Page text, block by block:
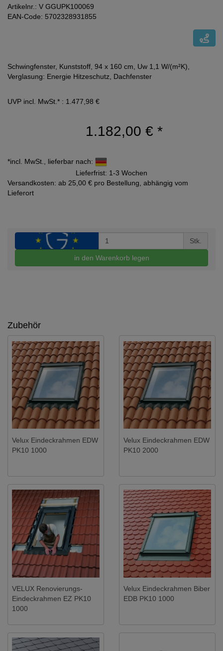
Artikelnr.: V GGUPK100069
EAN-Code: 5702328931855
Schwingfenster, Kunststoff, 94 x 160 cm, Uw 1,1 W/(m²K),
Verglasung: Energie Hitzeschutz, Dachfenster
UVP incl. MwSt.* : 1.477,98 €
1.182,00 € *
*incl. MwSt., lieferbar nach:
Lieferfrist: 1-3 Wochen
Versandkosten: ab 25,00 € pro Bestellung, abhängig vom
Lieferort
Stk.
in den Warenkorb legen
Zubehör
Velux Eindeckrahmen EDW
PK10 1000
Velux Eindeckrahmen EDW
PK10 2000
VELUX Renovierungs-
Eindeckrahmen EZ PK10
1000
Velux Eindeckrahmen Biber
EDB PK10 1000